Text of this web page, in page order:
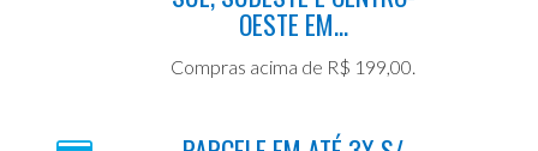
OESTE EM...
Compras acima de R$ 199,00.